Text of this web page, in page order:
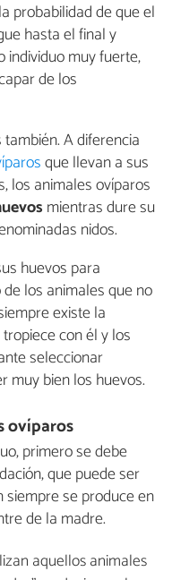
probabilidad de que el
hasta el final y
individuo muy fuerte,
de los
A diferencia
que llevan a sus
los animales ovíparos
mientras dure su
nidos.
huevos para
los animales que no
existe la
con él y los
seleccionar
muy bien los huevos.
ovíparos
primero se debe
que puede ser
se produce en
de la madre.
aquellos animales